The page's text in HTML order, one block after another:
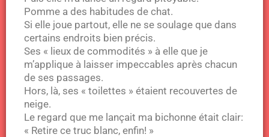
Pomme a des habitudes de chat.
Si elle joue partout, elle ne se soulage que dans
certains endroits bien précis.
Ses « lieux de commodités » à elle que je
m’applique à laisser impeccables après chacun
de ses passages.
Hors, là, ses « toilettes » étaient recouvertes de
neige.
Le regard que me lançait ma bichonne était clair:
« Retire ce truc blanc, enfin! »